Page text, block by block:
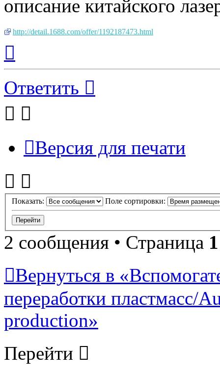
описание китайского
http://detail.1688.com/offer/1192187473.html
началу
Ответить
Версия для печати
Показать: Поле сортировки:
2 сообщения • Страница 1
Вернуться в
переработки пластмасс/
production»
Перейти